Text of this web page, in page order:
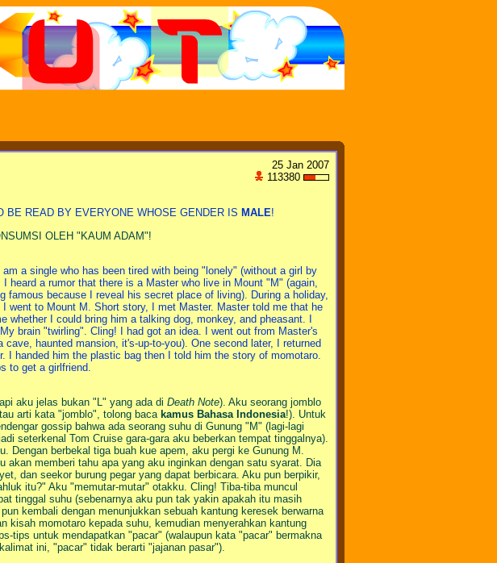
25 Jan 2007
113380
BE READ BY EVERYONE WHOSE GENDER IS MALE!
OLEH "KAUM ADAM"!
a single who has been tired with being "lonely" (without a girl by
heard a rumor that there is a Master who live in Mount "M" (again,
because I reveal his secret place of living). During a holiday,
went to Mount M. Short story, I met Master. Master told me that he
I could bring him a talking dog, monkey, and pheasant. I
brain "twirling". Cling! I had got an idea. I went out from Master's
haunted mansion, it's-up-to-you). One second later, I returned
handed him the plastic bag then I told him the story of momotaro.
to get a girlfriend.
aku jelas bukan "L" yang ada di Death Note). Aku seorang jomblo
arti kata "jomblo", tolong baca kamus Bahasa Indonesia!). Untuk
gossip bahwa ada seorang suhu di Gunung "M" (lagi-lagi
seterkenal Tom Cruise gara-gara aku beberkan tempat tinggalnya).
Dengan berbekal tiga buah kue apem, aku pergi ke Gunung M.
akan memberi tahu apa yang aku inginkan dengan satu syarat. Dia
dan seekor burung pegar yang dapat berbicara. Aku pun berpikir,
itu?" Aku "memutar-mutar" otakku. Cling! Tiba-tiba muncul
tinggal suhu (sebenarnya aku pun tak yakin apakah itu masih
kembali dengan menunjukkan sebuah kantung keresek berwarna
kisah momotaro kepada suhu, kemudian menyerahkan kantung
tips untuk mendapatkan "pacar" (walaupun kata "pacar" bermakna
ini, "pacar" tidak berarti "jajanan pasar").